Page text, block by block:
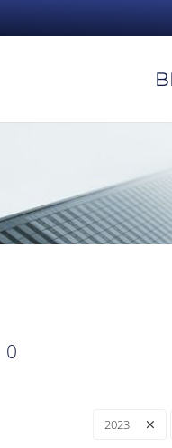
0
2023